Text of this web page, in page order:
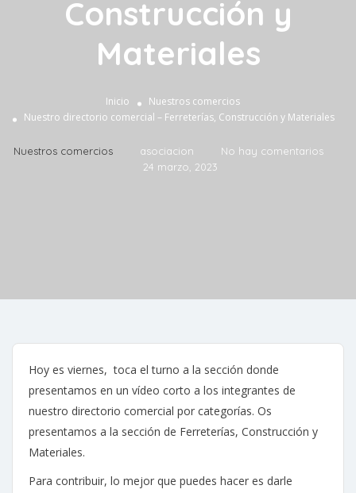
Construcción y
Materiales
Inicio
Nuestros comercios
Nuestro directorio comercial – Ferreterías, Construcción y Materiales
Nuestros comercios asociacion
No hay comentarios
24 marzo, 2023
Hoy es viernes, toca el turno a la sección donde
presentamos en un vídeo corto a los integrantes de
nuestro directorio comercial por categorías. Os
presentamos a la sección de Ferreterías, Construcción y
Materiales.
Para contribuir, lo mejor que puedes hacer es darle